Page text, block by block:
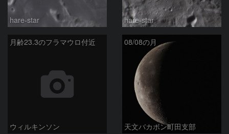
hare-star hare-star
月齢23.3のフラマウロ付近
ウィルキンソン
08/08の月
天文バカボン町田支部